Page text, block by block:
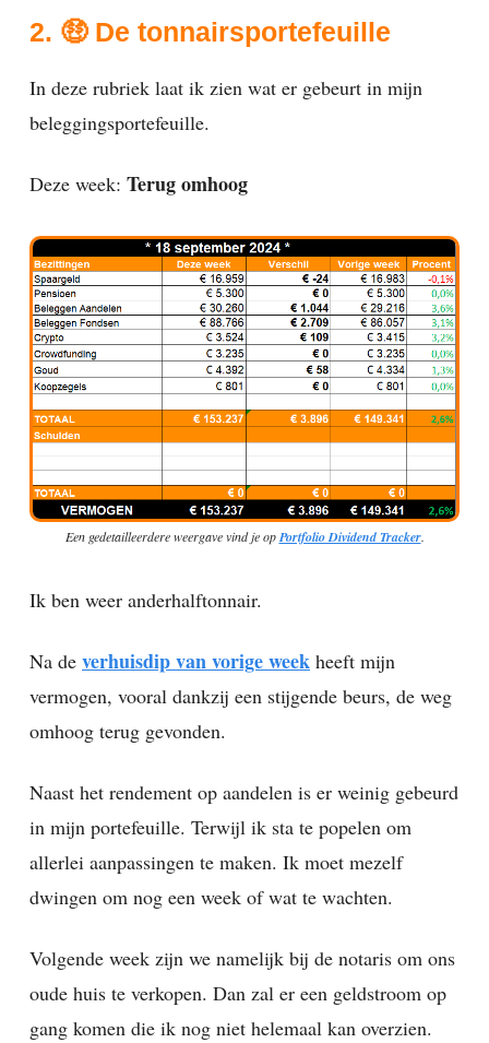
2. 🤑 De tonnairsportefeuille
In deze rubriek laat ik zien wat er gebeurt in mijn
beleggingsportefeuille.
Deze week: Terug omhoog
Een gedetailleerdere weergave vind je opPortfolio Dividend Tracker.
Ik ben weer anderhalftonnair.
Na de verhuisdip van vorige week heeft mijn
vermogen, vooral dankzij een stijgende beurs, de weg
omhoog terug gevonden.
Naast het rendement op aandelen is er weinig gebeurd
in mijn portefeuille. Terwijl ik sta te popelen om
allerlei aanpassingen te maken. Ik moet mezelf
dwingen om nog een week of wat te wachten.
Volgende week zijn we namelijk bij de notaris om ons
oude huis te verkopen. Dan zal er een geldstroom op
gang komen die ik nog niet helemaal kan overzien.